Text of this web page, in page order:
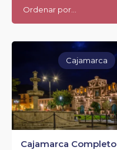
Cajamarca Completo
Cajamarca